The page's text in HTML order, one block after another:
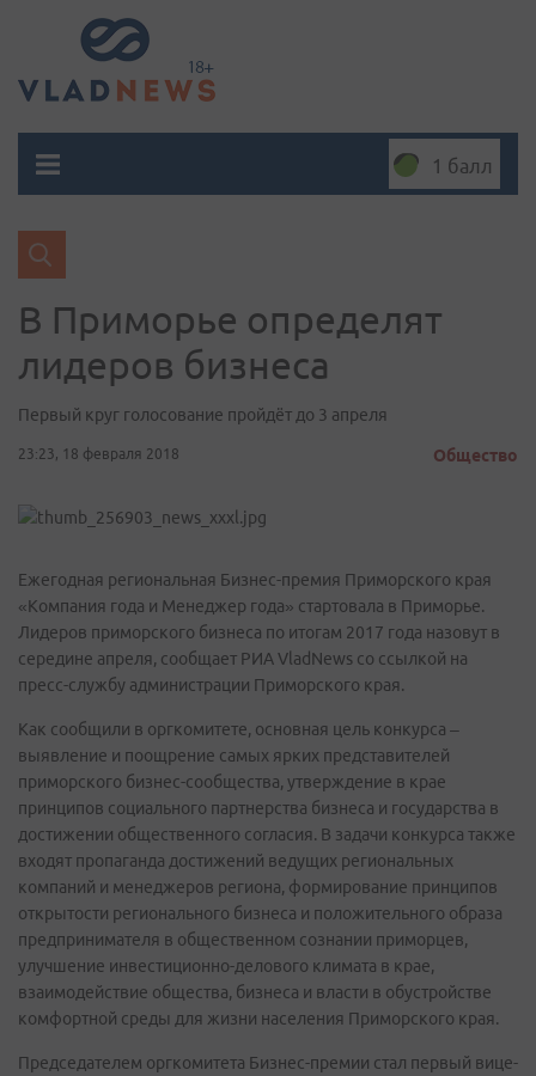
1 балл
В Приморье определят
лидеров бизнеса
Первый круг голосование пройдёт до 3 апреля
23:23, 18 февраля 2018 Общество
Ежегодная региональная Бизнес-премия Приморского края
«Компания года и Менеджер года» стартовала в Приморье.
Лидеров приморского бизнеса по итогам 2017 года назовут в
середине апреля, сообщает РИА VladNews со ссылкой на
пресс-службу администрации Приморского края.
Как сообщили в оргкомитете, основная цель конкурса –
выявление и поощрение самых ярких представителей
приморского бизнес-сообщества, утверждение в крае
принципов социального партнерства бизнеса и государства в
достижении общественного согласия. В задачи конкурса также
входят пропаганда достижений ведущих региональных
компаний и менеджеров региона, формирование принципов
открытости регионального бизнеса и положительного образа
предпринимателя в общественном сознании приморцев,
улучшение инвестиционно-делового климата в крае,
взаимодействие общества, бизнеса и власти в обустройстве
комфортной среды для жизни населения Приморского края.
Председателем оргкомитета Бизнес-премии стал первый вице-